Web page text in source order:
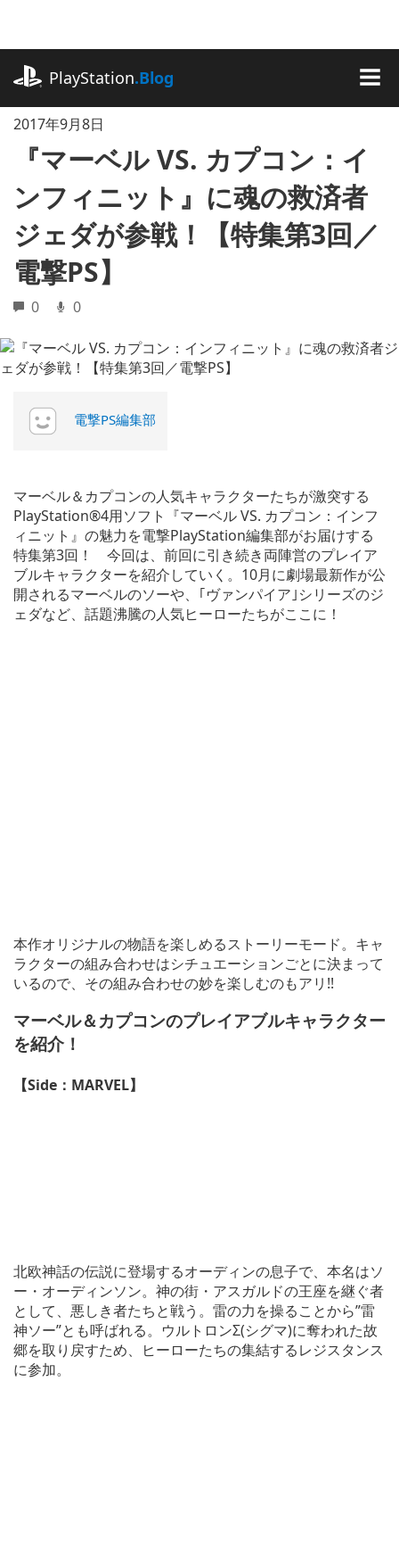
に
キ
ッ
プ
PlayStation.Blog
2017年9月8日
『マーベル VS. カプコン：イ
ンフィニット』に魂の救済者
ジェダが参戦！【特集第3回／
電撃PS】
0 0
電撃PS編集部
マーベル＆カプコンの人気キャラクターたちが激突する
PlayStation®4用ソフト『マーベル VS. カプコン：インフ
ィニット』の魅力を電撃PlayStation編集部がお届けする
特集第3回！ 今回は、前回に引き続き両陣営のプレイア
ブルキャラクターを紹介していく。10月に劇場最新作が公
開されるマーベルのソーや、｢ヴァンパイア｣シリーズのジ
ェダなど、話題沸騰の人気ヒーローたちがここに！
本作オリジナルの物語を楽しめるストーリーモード。キャ
ラクターの組み合わせはシチュエーションごとに決まって
いるので、その組み合わせの妙を楽しむのもアリ!!
マーベル＆カプコンのプレイアブルキャラクター
を紹介！
【Side：MARVEL】
北欧神話の伝説に登場するオーディンの息子で、本名はソ
ー・オーディンソン。神の街・アスガルドの王座を継ぐ者
として、悪しき者たちと戦う。雷の力を操ることから”雷
神ソー”とも呼ばれる。ウルトロンΣ(シグマ)に奪われた故
郷を取り戻すため、ヒーローたちの集結するレジスタンス
に参加。